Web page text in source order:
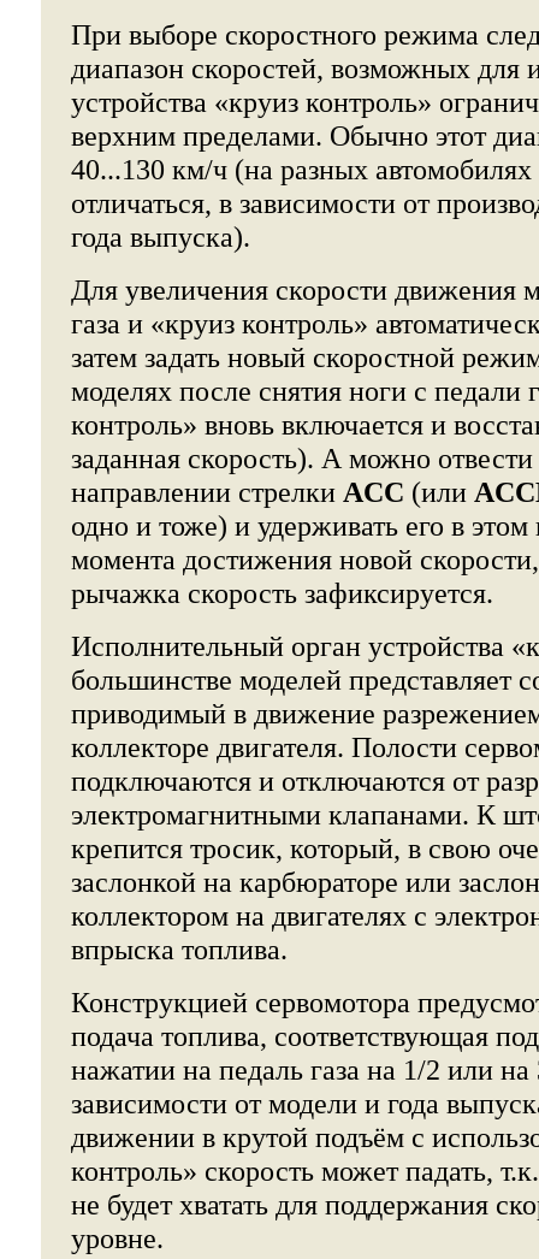
При выборе скоростного режима
диапазон скоростей, возможных для
устройства «круиз контроль»
верхним пределами. Обычно этот
40...130 км/ч (на разных
отличаться, в зависимости от
года выпуска).
Для увеличения скорости движения
газа и «круиз контроль»
затем задать новый скоростной
моделях после снятия ноги с педали
контроль» вновь включается и
заданная скорость). А можно
направлении стрелки ACC (или
одно и тоже) и удерживать его в
момента достижения новой
рычажка скорость зафиксируется.
Исполнительный орган устройства
большинстве моделей представляет
приводимый в движение
коллекторе двигателя. Полости
подключаются и отключаются от
электромагнитными клапанами. К
крепится тросик, который, в свою
заслонкой на карбюраторе или
коллектором на двигателях с
впрыска топлива.
Конструкцией сервомотора
подача топлива, соответствующая
нажатии на педаль газа на 1/2 или
зависимости от модели и года
движении в крутой подъём с
контроль» скорость может падать,
не будет хватать для поддержания
уровне.